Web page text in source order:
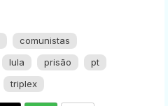
comunistas
lula prisão
pt
triplex